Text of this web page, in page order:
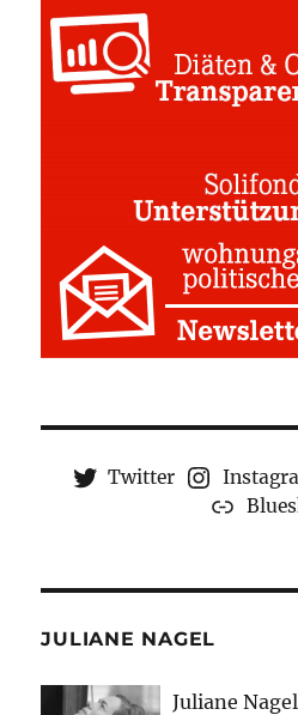
Twitter
JULIANE NAGEL
Juliane